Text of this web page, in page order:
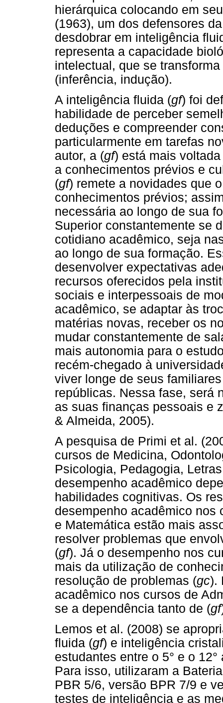
hierárquica colocando em
(1963), um dos defensores
desdobrar em inteligência
representa a capacidade
intelectual, que se
(inferência, indução).
A inteligência fluida (gf) foi
habilidade de perceber
deduções e compreender
particularmente em tarefas
autor, a (gf) está mais
a conhecimentos prévios e
(gf) remete a novidades que
conhecimentos prévios;
necessária ao longo de sua
Superior constantemente se
cotidiano acadêmico, seja
ao longo de sua formação.
desenvolver expectativas
recursos oferecidos pela
sociais e interpessoais de
acadêmico, se adaptar às
matérias novas, receber os
mudar constantemente de
mais autonomia para o
recém-chegado à
viver longe de seus
repúblicas. Nessa fase, será
as suas finanças pessoais e
& Almeida, 2005).
A pesquisa de Primi et al.
cursos de Medicina,
Psicologia, Pedagogia,
desempenho acadêmico
habilidades cognitivas. Os
desempenho acadêmico nos
e Matemática estão mais
resolver problemas que
(gf). Já o desempenho nos
mais da utilização de
resolução de problemas (gc).
acadêmico nos cursos de
se a dependência tanto de (gf
Lemos et al. (2008) se
fluida (gf) e inteligência
estudantes entre o 5° e o
Para isso, utilizaram a
PBR 5/6, versão BPR 7/9 e
testes de inteligência e as